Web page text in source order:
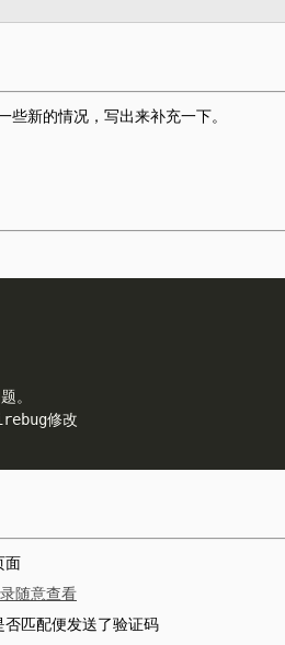
新的情况，写出来补充一下。
。
修改
面
随意查看
匹配便发送了验证码